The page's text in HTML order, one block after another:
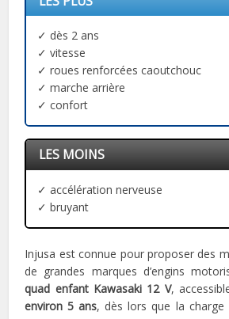
✓ dès 2 ans
✓ vitesse
✓ roues renforcées caoutchouc
✓ marche arrière
✓ confort
LES MOINS
✓ accélération nerveuse
✓ bruyant
Injusa est connue pour proposer des
de grandes marques d’engins
quad enfant Kawasaki 12 V,
environ 5 ans, dès lors que la